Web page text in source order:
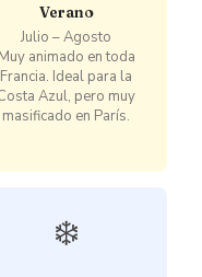
Verano
Julio – Agosto
Muy animado en toda
Francia. Ideal para la
Azul, pero muy
masificado en París.
❄️